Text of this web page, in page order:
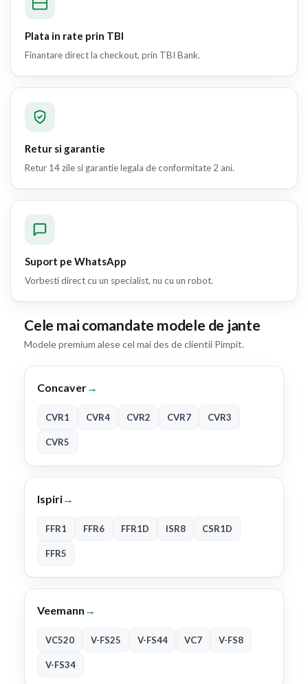
Plata in rate prin TBI
Finantare direct la checkout, prin TBI Bank.
Retur si garantie
Retur 14 zile si garantie legala de conformitate 2 ani.
Suport pe WhatsApp
Vorbesti direct cu un specialist, nu cu un robot.
Cele mai comandate modele de jante
Modele premium alese cel mai des de clientii Pimpit.
Concaver→
CVR1 CVR4 CVR2 CVR7 CVR3
CVR5
Ispiri→
FFR1 FFR6 FFR1D ISR8 CSR1D
FFR5
Veemann →
VC520 V-FS25 V-FS44 VC7 V-FS8
V-FS34